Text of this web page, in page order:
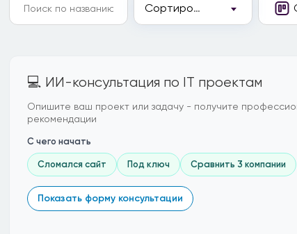
Сортировка
💻 ИИ-консультация по IT проектам
Опишите ваш проект или задачу - получите
рекомендации
С чего начать
Сломался сайт Под ключ Сравнить 3 компании
Показать форму консультации